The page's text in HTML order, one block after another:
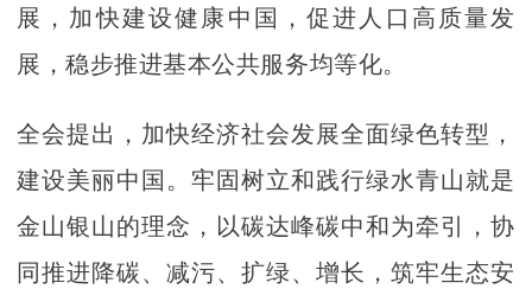
展，加快建设健康中国，促进人口高质量发
展，稳步推进基本公共服务均等化。
全会提出，加快经济社会发展全面绿色转型，
建设美丽中国。牢固树立和践行绿水青山就是
金山银山的理念，以碳达峰碳中和为牵引，协
同推进降碳、减污、扩绿、增长，筑牢生态安